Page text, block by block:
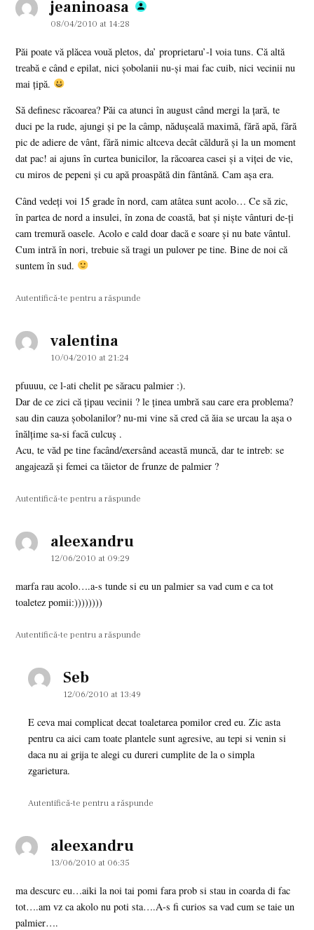
jeaninoasa says:
08/04/2010 at 14:28
Păi poate vă plăcea vouă pletos, da’ proprietaru’-l voia tuns. Că altă
treabă e când e epilat, nici şobolanii nu-şi mai fac cuib, nici vecinii nu
mai ţipă.
Să definesc răcoarea? Păi ca atunci în august când mergi la ţară, te
duci pe la rude, ajungi şi pe la câmp, năduşeală maximă, fără apă, fără
pic de adiere de vânt, fără nimic altceva decât căldură şi la un moment
dat pac! ai ajuns în curtea bunicilor, la răcoarea casei şi a viţei de vie,
cu miros de pepeni şi cu apă proaspătă din fântână. Cam aşa era.
Când vedeţi voi 15 grade în nord, cam atâtea sunt acolo… Ce să zic,
în partea de nord a insulei, în zona de coastă, bat şi nişte vânturi de-ţi
cam tremură oasele. Acolo e cald doar dacă e soare şi nu bate vântul.
Cum intră în nori, trebuie să tragi un pulover pe tine. Bine de noi că
suntem în sud.
Autentifică-te pentru a răspunde
valentina
10/04/2010 at 21:24
pfuuuu, ce l-ati chelit pe săracu palmier :).
Dar de ce zici că țipau vecinii ? le ținea umbră sau care era problema?
sau din cauza șobolanilor? nu-mi vine să cred că ăia se urcau la așa o
înălțime sa-si facă culcuș .
Acu, te văd pe tine facând/exersând această muncă, dar te intreb: se
angajează și femei ca tăietor de frunze de palmier ?
Autentifică-te pentru a răspunde
aleexandru
12/06/2010 at 09:29
marfa rau acolo….a-s tunde si eu un palmier sa vad cum e ca tot
toaletez pomii:))))))))
Autentifică-te pentru a răspunde
Sebsays:
12/06/2010 at 13:49
E ceva mai complicat decat toaletarea pomilor cred eu. Zic asta
pentru ca aici cam toate plantele sunt agresive, au tepi si venin si
daca nu ai grija te alegi cu dureri cumplite de la o simpla
zgarietura.
Autentifică-te pentru a răspunde
aleexandru
13/06/2010 at 06:35
ma descurc eu…aiki la noi tai pomi fara prob si stau in coarda di fac
tot….am vz ca akolo nu poti sta….A-s fi curios sa vad cum se taie un
palmier….